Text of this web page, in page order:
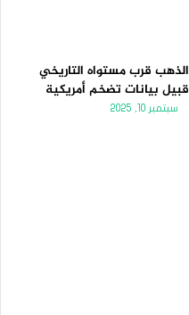
الذهب قرب مستواه التاريخي
قبيل بيانات تضخم أمريكية
سبتمبر 10, 2025